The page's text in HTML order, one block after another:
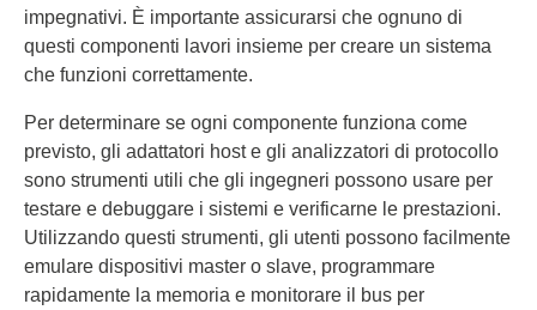
impegnativi. È importante assicurarsi che ognuno di
questi componenti lavori insieme per creare un sistema
che funzioni correttamente.
Per determinare se ogni componente funziona come
previsto, gli adattatori host e gli analizzatori di protocollo
sono strumenti utili che gli ingegneri possono usare per
testare e debuggare i sistemi e verificarne le prestazioni.
Utilizzando questi strumenti, gli utenti possono facilmente
emulare dispositivi master o slave, programmare
rapidamente la memoria e monitorare il bus per